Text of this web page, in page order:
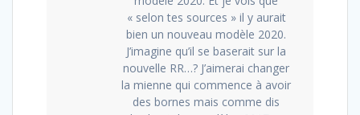
« selon tes sources » il y aurait
bien un nouveau modèle 2020.
J’imagine qu’il se baserait sur la
nouvelle RR…? J’aimerai changer
la mienne qui commence à avoir
des bornes mais comme dis